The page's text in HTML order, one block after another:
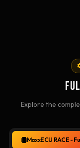
Explore the
MaxxECU RACE -